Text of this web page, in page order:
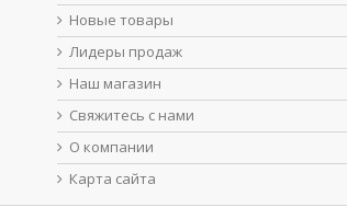
Новые товары
Лидеры продаж
Наш магазин
Свяжитесь с нами
О компании
Карта сайта